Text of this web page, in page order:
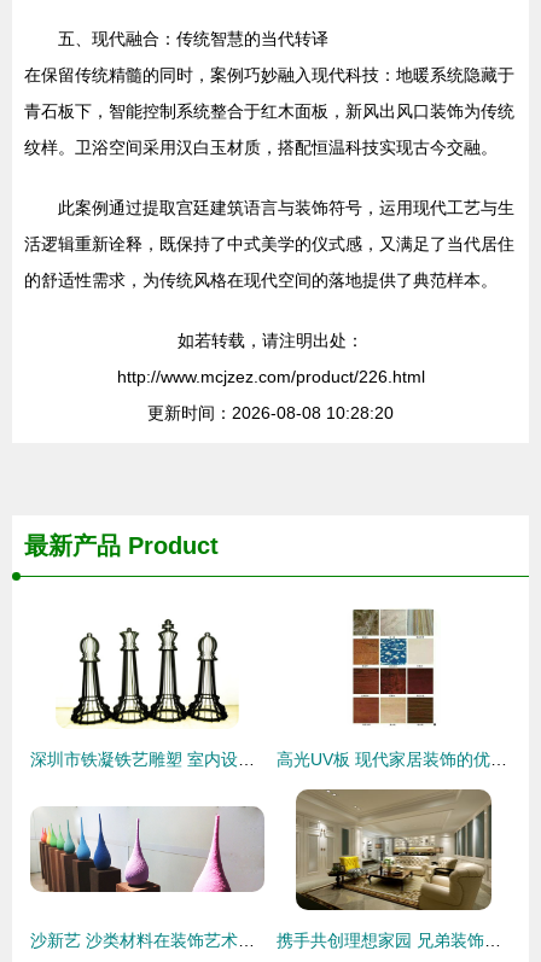
五、现代融合：传统智慧的当代转译
在保留传统精髓的同时，案例巧妙融入现代科技：地暖系统隐藏于
青石板下，智能控制系统整合于红木面板，新风出风口装饰为传统
纹样。卫浴空间采用汉白玉材质，搭配恒温科技实现古今交融。
此案例通过提取宫廷建筑语言与装饰符号，运用现代工艺与生
活逻辑重新诠释，既保持了中式美学的仪式感，又满足了当代居住
的舒适性需求，为传统风格在现代空间的落地提供了典范样本。
如若转载，请注明出处：
http://www.mcjzez.com/product/226.html
更新时间：2026-08-08 10:28:20
最新产品 Product